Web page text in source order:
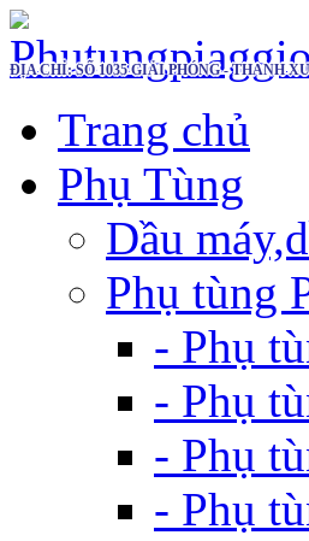
ĐỊA CHỈ: SỐ 1035 GIẢI PHÓNG - THANH
Trang chủ
Phụ Tùng
Dầu
Phụ tùng
- Phụ
- Phụ
- Phụ
- Phụ